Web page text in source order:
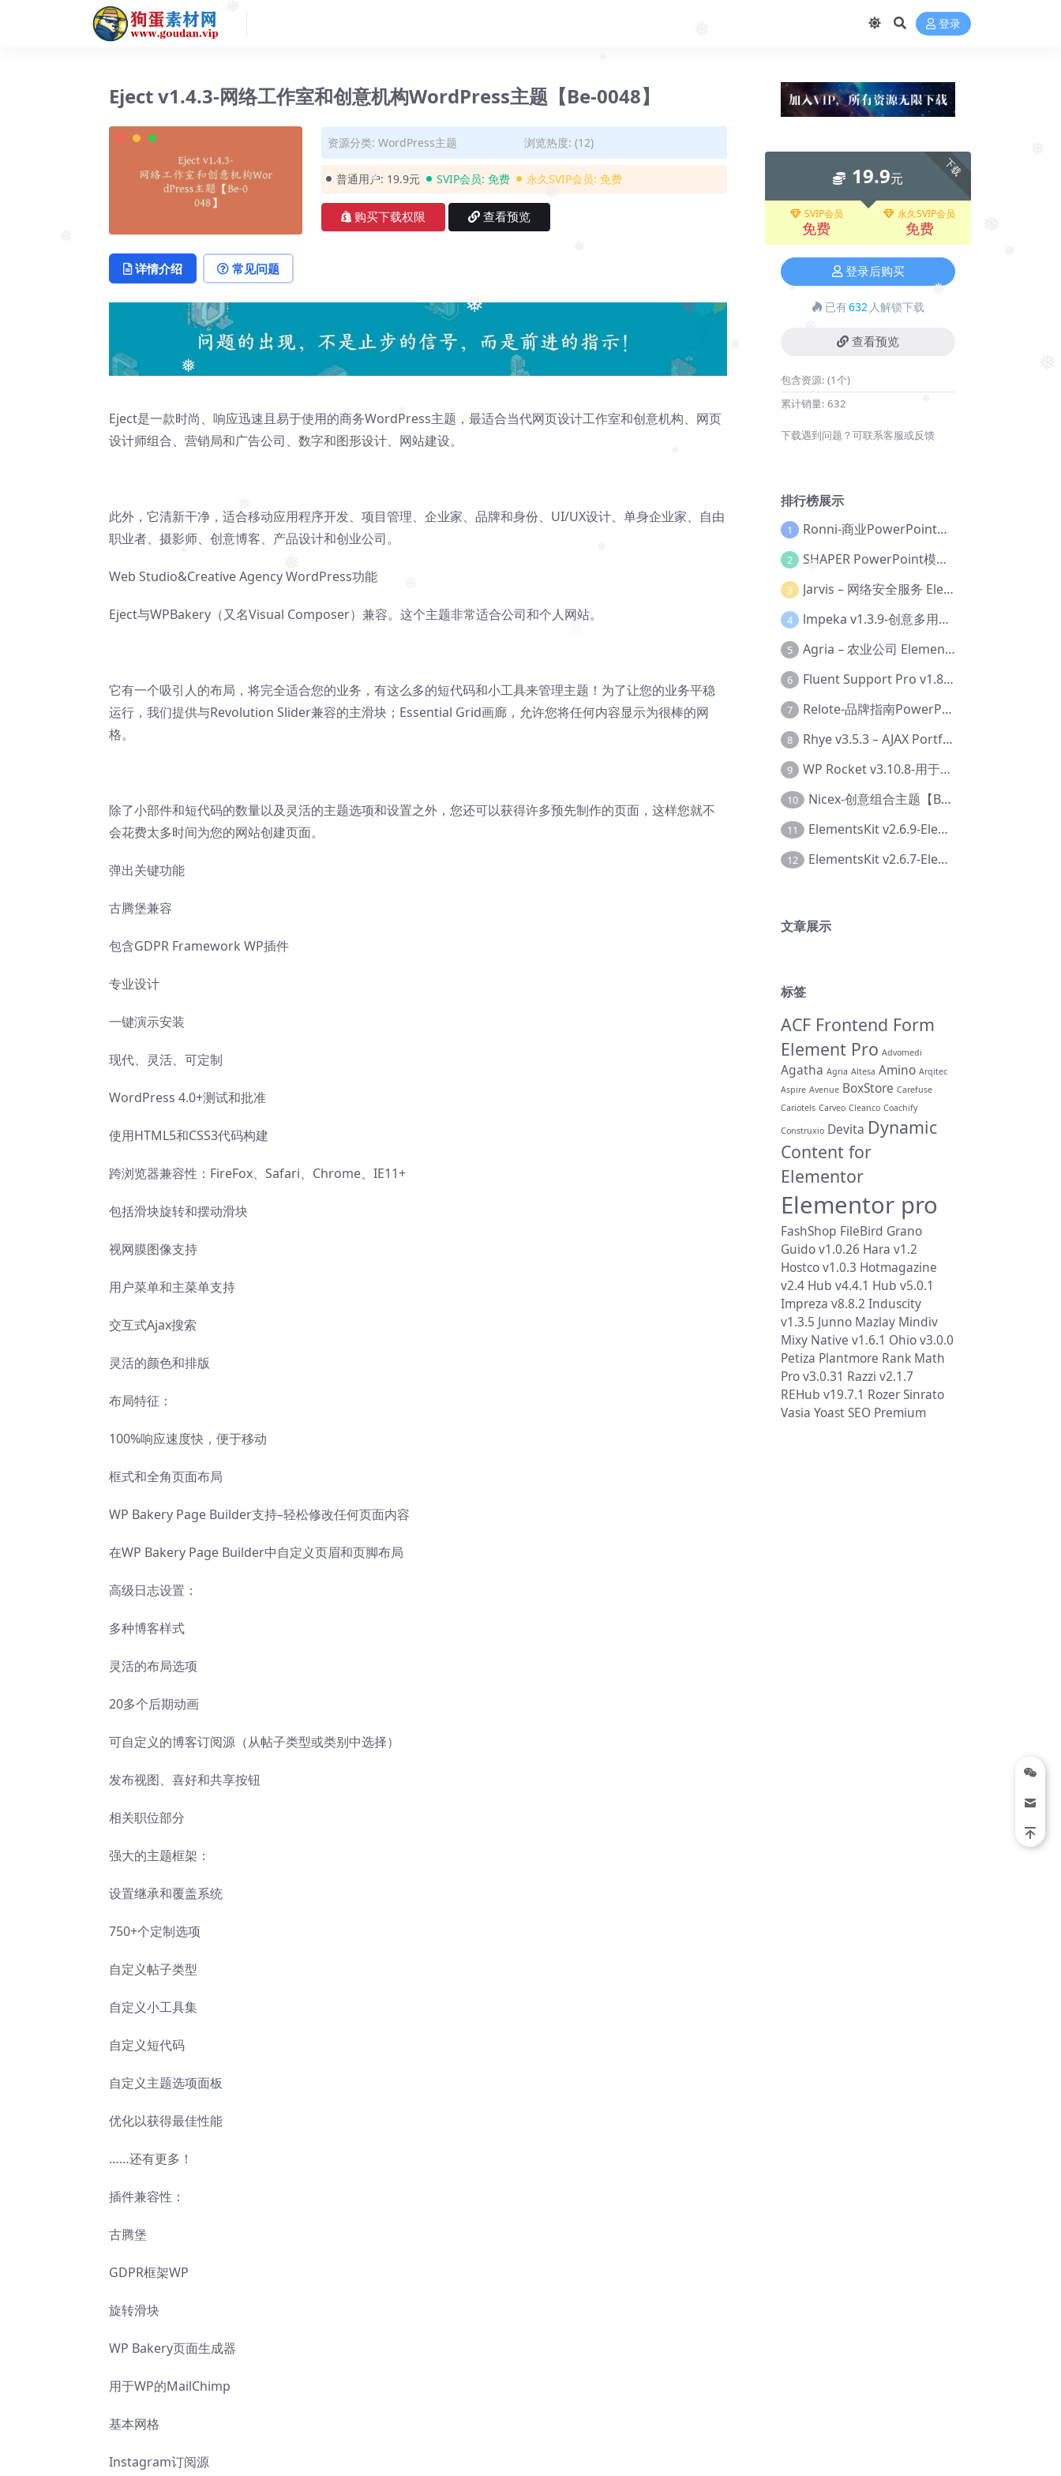
❅
❅
❅
❅
❅
❅
❅
❅
❅
❅
❅
❅
登录
Eject v1.4.3-网络工作室和创意机构WordPress主题【Be-0048】
资源分类: WordPress主题 浏览热度: (12)
普通用户: 19.9元 SVIP会员: 免费 永久SVIP会员: 免费
购买下载权限 查看预览
详情介绍 常见问题
Eject是一款时尚、响应迅速且易于使用的商务WordPress主题，最适合当代网页设计工作室和创意机构、网页
设计师组合、营销局和广告公司、数字和图形设计、网站建设。
此外，它清新干净，适合移动应用程序开发、项目管理、企业家、品牌和身份、UI/UX设计、单身企业家、自由
职业者、摄影师、创意博客、产品设计和创业公司。
Web Studio&Creative Agency WordPress功能
Eject与WPBakery（又名Visual Composer）兼容。这个主题非常适合公司和个人网站。
它有一个吸引人的布局，将完全适合您的业务，有这么多的短代码和小工具来管理主题！为了让您的业务平稳
运行，我们提供与Revolution Slider兼容的主滑块；Essential Grid画廊，允许您将任何内容显示为很棒的网
格。
除了小部件和短代码的数量以及灵活的主题选项和设置之外，您还可以获得许多预先制作的页面，这样您就不
会花费太多时间为您的网站创建页面。
弹出关键功能
古腾堡兼容
包含GDPR Framework WP插件
专业设计
一键演示安装
现代、灵活、可定制
WordPress 4.0+测试和批准
使用HTML5和CSS3代码构建
跨浏览器兼容性：FireFox、Safari、Chrome、IE11+
包括滑块旋转和摆动滑块
视网膜图像支持
用户菜单和主菜单支持
交互式Ajax搜索
灵活的颜色和排版
布局特征：
100%响应速度快，便于移动
框式和全角页面布局
WP Bakery Page Builder支持–轻松修改任何页面内容
在WP Bakery Page Builder中自定义页眉和页脚布局
高级日志设置：
多种博客样式
灵活的布局选项
20多个后期动画
可自定义的博客订阅源（从帖子类型或类别中选择）
发布视图、喜好和共享按钮
相关职位部分
强大的主题框架：
设置继承和覆盖系统
750+个定制选项
自定义帖子类型
自定义小工具集
自定义短代码
自定义主题选项面板
优化以获得最佳性能
……还有更多！
插件兼容性：
古腾堡
GDPR框架WP
旋转滑块
WP Bakery页面生成器
用于WP的MailChimp
基本网格
Instagram订阅源
下载
19.9元
SVIP会员
免费
永久SVIP会员
免费
登录后购买
已有632 人解锁下载
查看预览
包含资源: (1个)
累计销量: 632
下载遇到问题？可联系客服或反馈
排行榜展示
1 Ronni-商业PowerPoint模板【Dc-0077】
2 SHAPER PowerPoint模板【Dc-0184】
3 Jarvis – 网络安全服务 Elementor 模板套件【Aa-0035】
4 lmpeka v1.3.9-创意多用途 WordPress 主题【Be-0064】
5 Agria – 农业公司 Elementor Pro 模板套件【Aa-0003】
6 Fluent Support Pro v1.8.1 – WordPress 支持票务系统【Cc-0041】
7 Relote-品牌指南PowerPoint模板【Dc-0076】
8 Rhye v3.5.3 – AJAX Portfolio WordPress 主题【Bi-0049】
9 WP Rocket v3.10.8-用于wordpress速度优化的缓存加速插件【Cd-0019】
10 Nicex-创意组合主题【Be-0092】
11 ElementsKit v2.6.9-Elementor插件【Ab-0161】
12 ElementsKit v2.6.7-Elementor插件【Ab-0162】
文章展示
标签
ACF Frontend Form
Element Pro Advomedi
Agatha Agria Altesa Amino Arqitec
Aspire Avenue BoxStore Carefuse
Cariotels Carveo Cleanco Coachify
Construxio Devita Dynamic
Content for
Elementor
Elementor pro
FashShop FileBird Grano
Guido v1.0.26 Hara v1.2
Hostco v1.0.3 Hotmagazine
v2.4 Hub v4.4.1 Hub v5.0.1
Impreza v8.8.2 Induscity
v1.3.5 Junno Mazlay Mindiv
Mixy Native v1.6.1 Ohio v3.0.0
Petiza Plantmore Rank Math
Pro v3.0.31 Razzi v2.1.7
REHub v19.7.1 RozerSinrato
Vasia Yoast SEO Premium